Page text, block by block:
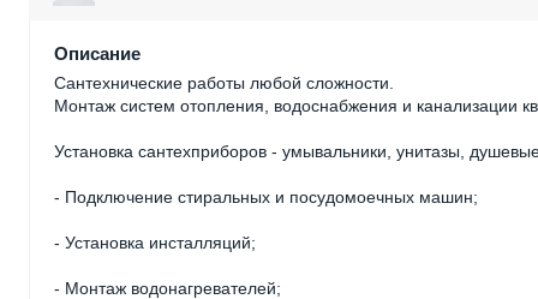
Описание
Сантехнические работы любой сложности.
Монтаж систем отопления, водоснабжения и канализации
Установка сантехприборов - умывальники, унитазы,
- Подключение стиральных и посудомоечных машин;
- Установка инсталляций;
- Монтаж водонагревателей;